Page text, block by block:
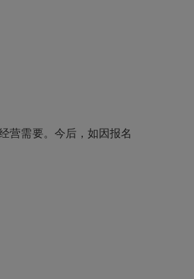
营需要。今后，如因报名